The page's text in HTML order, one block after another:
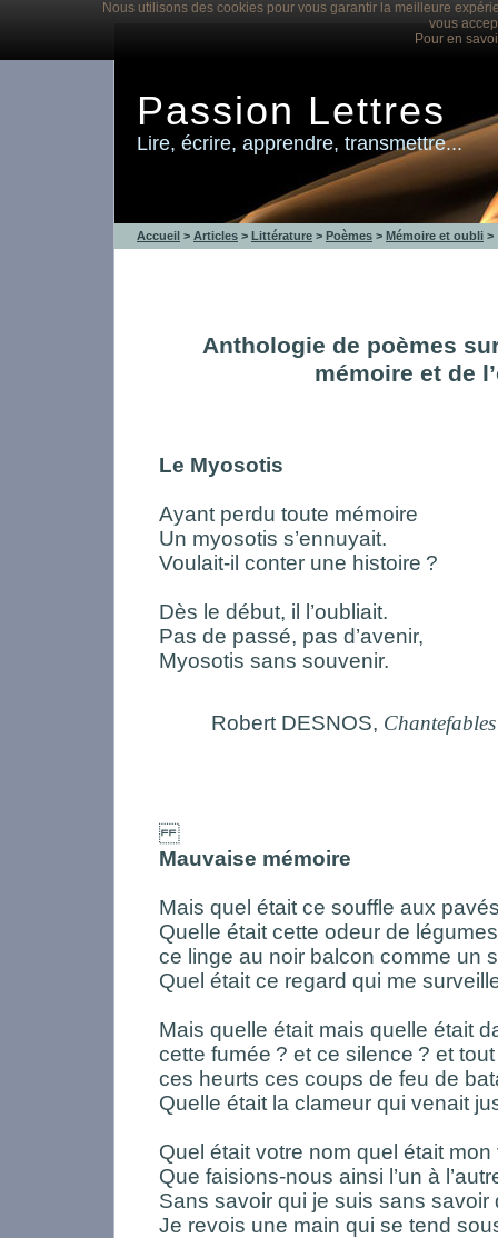
Nous utilisons des cookies pour vous garantir la meilleure
vous
Pour en
Passion Lettres
Lire, écrire, apprendre, transmettre...
Accueil > Articles > Littérature > Poèmes > Mémoire et oubli >
Anthologie de poèmes
mémoire et de
Le Myosotis
Ayant perdu toute mémoire
Un myosotis s’ennuyait.
Voulait-il conter une histoire ?
Dès le début, il l’oubliait.
Pas de passé, pas d’avenir,
Myosotis sans souvenir.
Robert DESNOS,
Mauvaise mémoire
Mais quel était ce souffle aux
Quelle était cette odeur de
ce linge au noir balcon comme un
Quel était ce regard qui me
Mais quelle était mais quelle était
cette fumée ? et ce silence ? et
ces heurts ces coups de feu de
Quelle était la clameur qui venait
Quel était votre nom quel était mon
Que faisions-nous ainsi l’un à
Sans savoir qui je suis sans savoir
Je revois une main qui se tend